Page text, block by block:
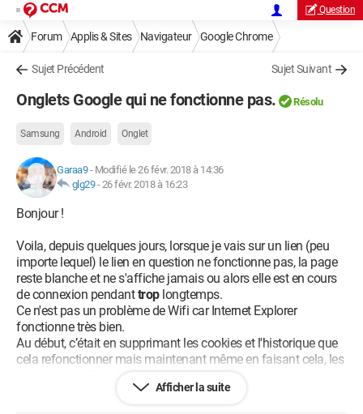
Question
Forum Applis & Sites Navigateur Google Chrome
Sujet Précédent Sujet Suivant
Onglets Google qui ne fonctionne pas. Résolu
Samsung Android Onglet
Garaa9- Modifié le 26 févr. 2018 à 14:36
glg29-26 févr. 2018 à 16:23
Bonjour !
Voila, depuis quelques jours, lorsque je vais sur un lien (peu
importe lequel) le lien en question ne fonctionne pas, la page
reste blanche et ne s'affiche jamais ou alors elle est en cours
de connexion pendanttroplongtemps.
Ce n'est pas un problème de Wifi car Internet Explorer
fonctionne très bien.
Au début, c’était en supprimant les cookies et l'historique que
cela refonctionner mais maintenant même en faisant cela, les
pages ne s’affiche quand même pas.
En me renseignant sur internet, j'ai essayé de désactivé le
Afficher la suite